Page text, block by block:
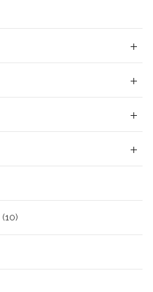
(10)